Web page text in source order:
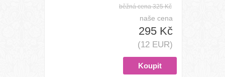
běžná cena325 Kč
naše cena
295 Kč
(12 EUR)